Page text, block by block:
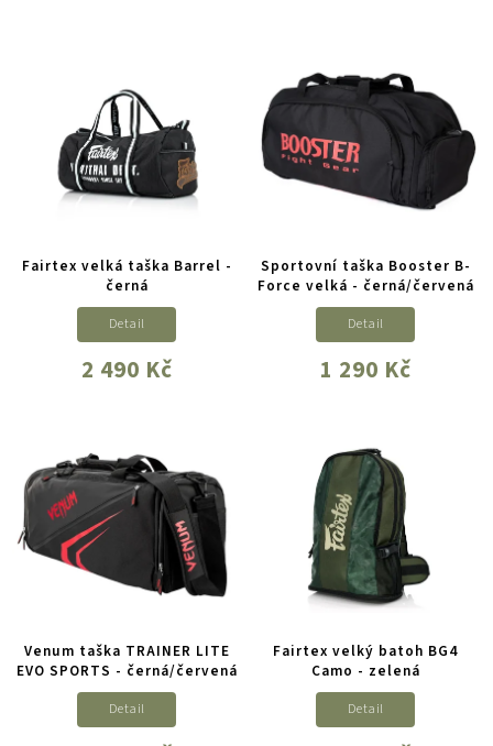
Fairtex velká taška Barrel -
černá
2 490 Kč
Detail
Sportovní taška Booster B-
Force velká - černá/červená
1 290 Kč
Detail
Venum taška TRAINER LITE
EVO SPORTS - černá/červená
Detail
Fairtex velký batoh BG4
Camo - zelená
Detail